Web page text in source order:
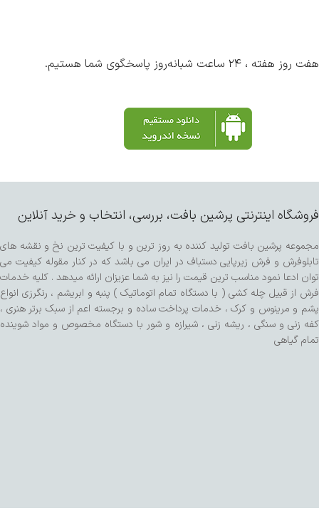
هفت روز هفته ، ۲۴ ساعت شبانه‌روز پاسخگوی شما هستیم.
فروشگاه اینترنتی پرشین بافت، بررسی، انتخاب و خرید آنلاین
مجموعه پرشین بافت تولید کننده به روز ترین و با کیفیت ترین نخ و نقشه های
تابلوفرش و فرش زیرپایی دستباف در ایران می باشد که در کنار مقوله کیفیت می
توان ادعا نمود مناسب ترین قیمت را نیز به شما عزیزان ارائه میدهد . کلیه خدمات
فرش از قبیل چله کشی ( با دستگاه تمام اتوماتیک ) پنبه و ابریشم ، رنگرزی انواع
پشم و مرینوس و کرک ، خدمات پرداخت ساده و برجسته اعم از سبک برتر هنری ،
کفه زنی و سنگی ، ریشه زنی ، شیرازه و شور با دستگاه مخصوص و مواد شوینده
تمام گیاهی